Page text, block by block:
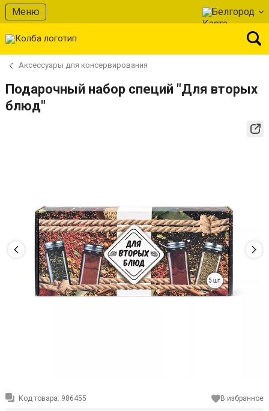
Меню Белгород
Аксессуары для консервирования
Подарочный набор специй "Для вторых
блюд"
Код товара: 986455 В избранное